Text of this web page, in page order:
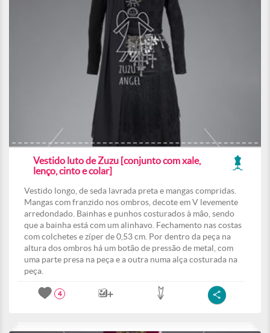
Vestido luto de Zuzu [conjunto com xale,
lenço, cinto e colar]
Vestido longo, de seda lavrada preta e mangas compridas.
Mangas com franzido nos ombros, decote em V levemente
arredondado. Bainhas e punhos costurados à mão, sendo
que a bainha está com um alinhavo. Fechamento nas costas
com colchetes e zíper de 0,53 cm. Por dentro da peça na
altura dos ombros há um botão de pressão de metal, com
uma parte presa na peça e a outra numa alça costurada na
peça.
4